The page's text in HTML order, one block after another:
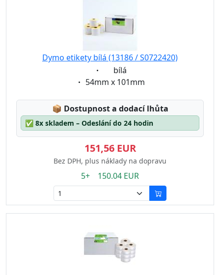
Dymo etikety bílá (13186 / S0722420)
Eigenschaft:
bílá
Eigenschaft:
54mm x 101mm
📦 Lagerstatus:
Dostupnost a dodací lhůta
✅ 8x skladem – Odeslání do 24 hodin
151,56 EUR
Bez DPH, plus náklady na dopravu
5+ 150.04 EUR